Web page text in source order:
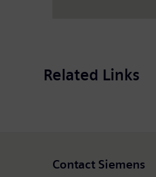
Related Links
Contact Siemens